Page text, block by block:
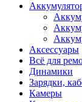
Аксессуары
Всё для
Динамики
Зарядки,
Камеры